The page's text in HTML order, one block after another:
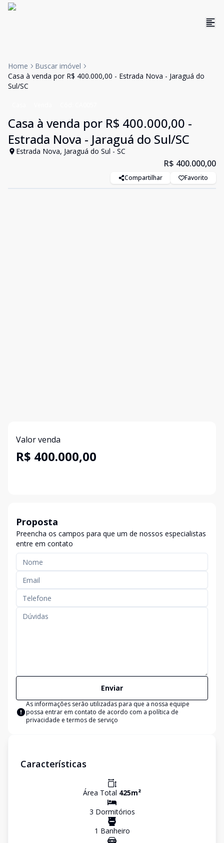
Home
Buscar imóvel
Casa à venda por R$ 400.000,00 - Estrada Nova - Jaraguá do
Sul/SC
Casa à venda por R$ 400.000,00 -
Estrada Nova - Jaraguá do Sul/SC
Estrada Nova, Jaraguá do Sul - SC
R$ 400.000,00
Compartilhar Favorito
Valor venda
R$ 400.000,00
Proposta
Preencha os campos para que um de nossos especialistas
entre em contato
Enviar
As informações serão utilizadas para que a nossa equipe
possa entrar em contato de acordo com a política de
privacidade e termos de serviço
Características
Área Total 425m²
3 Dormitórios
1 Banheiro